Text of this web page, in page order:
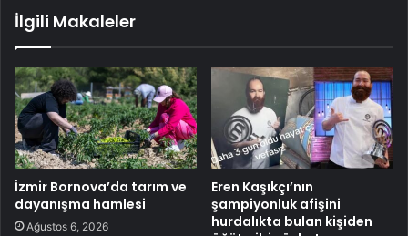
İlgili Makaleler
İzmir Bornova’da tarım ve
dayanışma hamlesi
Ağustos 6, 2026
Eren Kaşıkçı’nın
şampiyonluk afişini
hurdalıkta bulan kişiden